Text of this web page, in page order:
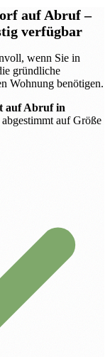
auf Abruf–
verfügbar
wenn Sie in
gründliche
Wohnung benötigen.
auf Abruf in
auf Größe